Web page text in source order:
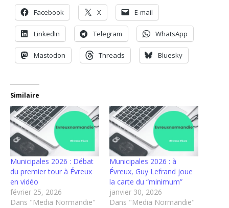
Facebook X E-mail
LinkedIn Telegram WhatsApp
Mastodon Threads Bluesky
Similaire
Municipales 2026 : Débat
du premier tour à Évreux
en vidéo
février 25, 2026
Dans "Media Normandie"
Municipales 2026 : à
Évreux, Guy Lefrand joue
la carte du “minimum”
janvier 30, 2026
Dans "Media Normandie"